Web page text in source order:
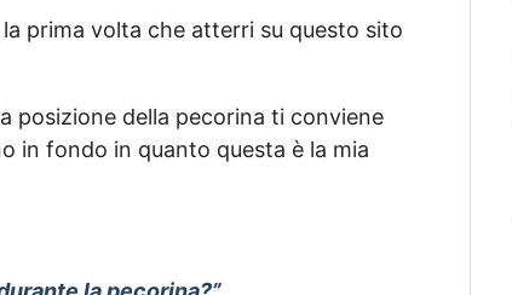
prima volta che atterri su questo sito
posizione della pecorina ti conviene
in fondo in quanto questa è la mia